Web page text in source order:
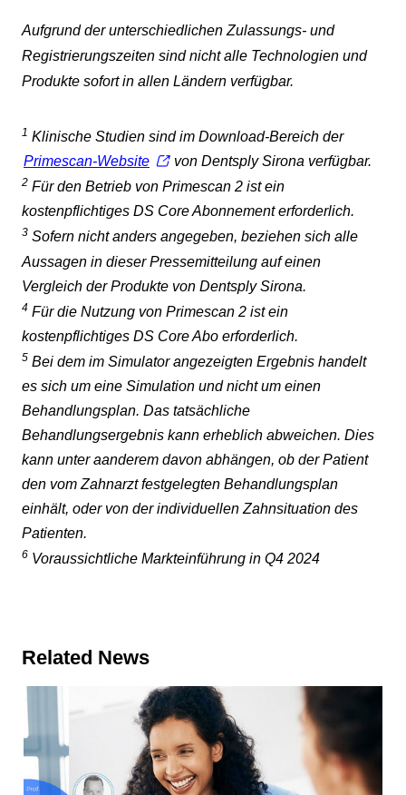
Aufgrund der unterschiedlichen Zulassungs- und
Registrierungszeiten sind nicht alle Technologien und
Produkte sofort in allen Ländern verfügbar.
1 Klinische Studien sind im Download-Bereich der
Primescan-Website
von Dentsply Sirona verfügbar.
2 Für den Betrieb von Primescan 2 ist ein
kostenpflichtiges DS Core Abonnement erforderlich.
3 Sofern nicht anders angegeben, beziehen sich alle
Aussagen in dieser Pressemitteilung auf einen
Vergleich der Produkte von Dentsply Sirona.
4 Für die Nutzung von Primescan 2 ist ein
kostenpflichtiges DS Core Abo erforderlich.
5 Bei dem im Simulator angezeigten Ergebnis handelt
es sich um eine Simulation und nicht um einen
Behandlungsplan. Das tatsächliche
Behandlungsergebnis kann erheblich abweichen. Dies
kann unter aanderem davon abhängen, ob der Patient
den vom Zahnarzt festgelegten Behandlungsplan
einhält, oder von der individuellen Zahnsituation des
Patienten.
6 Voraussichtliche Markteinführung in Q4 2024
Related News